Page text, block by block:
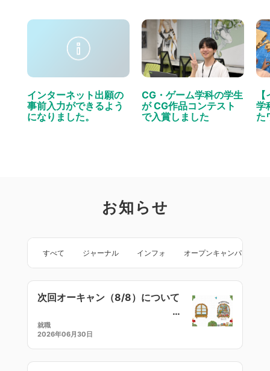
インターネット出願の
事前入力ができるよう
になりました。
CG・ゲーム学科の学生
が CG作品コンテスト
で入賞しました
学
た
お知らせ
すべて ジャーナル インフォ オープンキャンパス
次回オーキャン（8/8）について
就職
2026年06月30日